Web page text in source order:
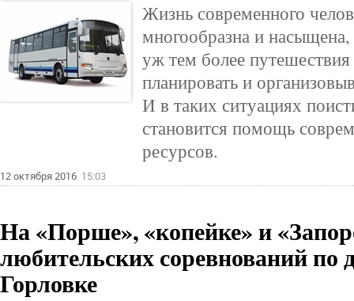
Жизнь современного
многообразна и
уж тем более
планировать и
И в таких ситуациях
становится помощь
ресурсов.
12 октября 2016 15:03
На «Порше», «копейке» и
любительских соревнований по
Горловке